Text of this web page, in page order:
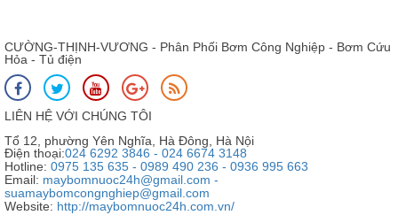
CƯỜNG-THỊNH-VƯƠNG - Phân Phối Bơm Công Nghiệp - Bơm Cứu
Hỏa - Tủ điện
LIÊN HỆ VỚI CHÚNG TÔI
Tổ 12, phường Yên Nghĩa, Hà Đông, Hà Nội
Điện thoại:024 6292 3846 - 024 6674 3148
Hotline: 0975 135 635 - 0989 490 236 - 0936 995 663
Email: maybomnuoc24h@gmail.com -
suamaybomcongnghiep@gmail.com
Website: http://maybomnuoc24h.com.vn/